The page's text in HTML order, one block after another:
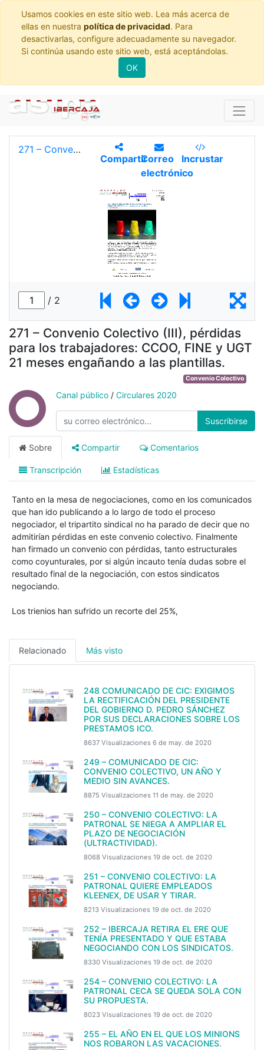
Usamos cookies en este sitio web. Lea más acerca de
ellas en nuestra política de privacidad. Para
desactivarlas, configure adecuadamente su navegador.
Si continúa usando este sitio web, está aceptándolas.
OK
271 – Convenio Colectivo (III), pérdidas
para los trabajadores: CCOO, FINE y UGT
21 meses engañando a las plantillas.
Convenio Colectivo
Canal público / Circulares 2020
Suscribirse
Sobre Compartir Comentarios
Transcripción Estadísticas
Tanto en la mesa de negociaciones, como en los comunicados
que han ido publicando a lo largo de todo el proceso
negociador, el tripartito sindical no ha parado de decir que no
admitirían pérdidas en este convenio colectivo. Finalmente
han firmado un convenio con pérdidas, tanto estructurales
como coyunturales, por si algún incauto tenía dudas sobre el
resultado final de la negociación, con estos sindicatos
negociando.
Los trienios han sufrido un recorte del 25%,
Relacionado Más visto
248 COMUNICADO DE CIC: EXIGIMOS
LA RECTIFICACIÓN DEL PRESIDENTE
DEL GOBIERNO D. PEDRO SÁNCHEZ
POR SUS DECLARACIONES SOBRE LOS
PRESTAMOS ICO.
8637 Visualizaciones 6 de may. de 2020
249 – COMUNICADO DE CIC:
CONVENIO COLECTIVO, UN AÑO Y
MEDIO SIN AVANCES.
8875 Visualizaciones 11 de may. de 2020
250 – CONVENIO COLECTIVO: LA
PATRONAL SE NIEGA A AMPLIAR EL
PLAZO DE NEGOCIACIÓN
(ULTRACTIVIDAD).
8068 Visualizaciones 19 de oct. de 2020
251 – CONVENIO COLECTIVO: LA
PATRONAL QUIERE EMPLEADOS
KLEENEX, DE USAR Y TIRAR.
8213 Visualizaciones 19 de oct. de 2020
252 – IBERCAJA RETIRA EL ERE QUE
TENÍA PRESENTADO Y QUE ESTABA
NEGOCIANDO CON LOS SINDICATOS.
8330 Visualizaciones 19 de oct. de 2020
254 – CONVENIO COLECTIVO: LA
PATRONAL CECA SE QUEDA SOLA CON
SU PROPUESTA.
8023 Visualizaciones 19 de oct. de 2020
255 – EL AÑO EN EL QUE LOS MINIONS
NOS ROBARON LAS VACACIONES.